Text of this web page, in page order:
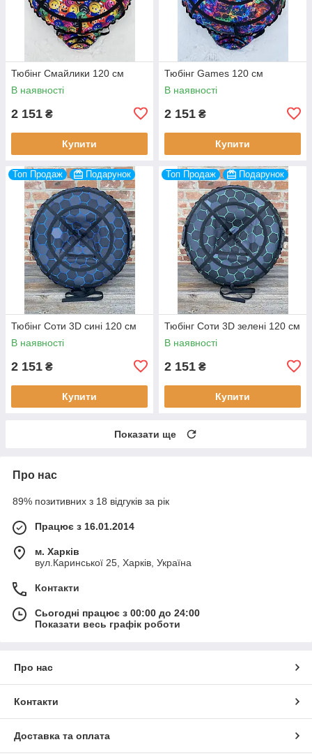
Тюбінг Смайлики 120 см
В наявності
2 151 ₴
Купити
Тюбінг Games 120 см
В наявності
2 151 ₴
Купити
Топ Продаж Подарунок
Тюбінг Соти 3D сині 120 см
В наявності
2 151 ₴
Купити
Топ Продаж Подарунок
Тюбінг Соти 3D зелені 120 см
В наявності
2 151 ₴
Купити
Показати ще
Про нас
89% позитивних з 18 відгуків за рік
Працює з 16.01.2014
м. Харків
вул.Каринської 25, Харків, Україна
Контакти
Сьогодні працює з 00:00 до 24:00
Показати весь графік роботи
Про нас
Контакти
Доставка та оплата